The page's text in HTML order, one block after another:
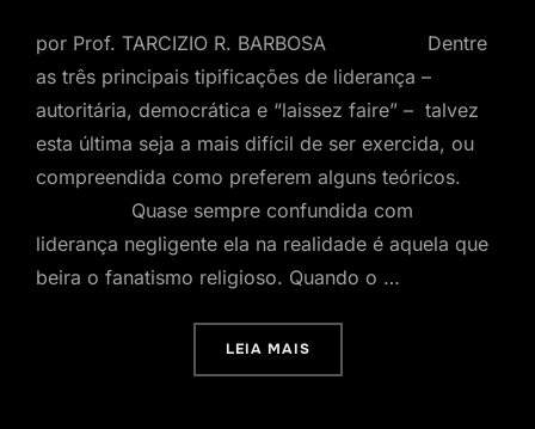
por Prof. TARCIZIO R. BARBOSA Dentre
as três principais tipificações de liderança –
autoritária, democrática e “laissez faire” – talvez
esta última seja a mais difícil de ser exercida, ou
compreendida como preferem alguns teóricos.
Quase sempre confundida com
liderança negligente ela na realidade é aquela que
beira o fanatismo religioso. Quando o …
LEIA MAIS“A FALTA QUE FAZ UM